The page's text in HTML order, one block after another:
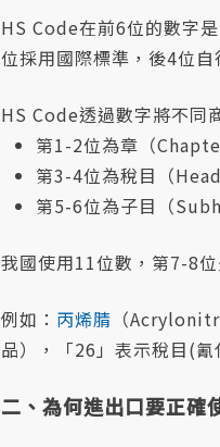
HS Code在前6位的數字
位採用國際標準，後4位
HS Code透過數字將不同
第1-2位為章（
第3-4位為稅目（
第5-6位為子目（
我國使用11位數，第7-8
例如： 丙烯腈 （
品），「26」表示稅目(
二、為何進出口要正確